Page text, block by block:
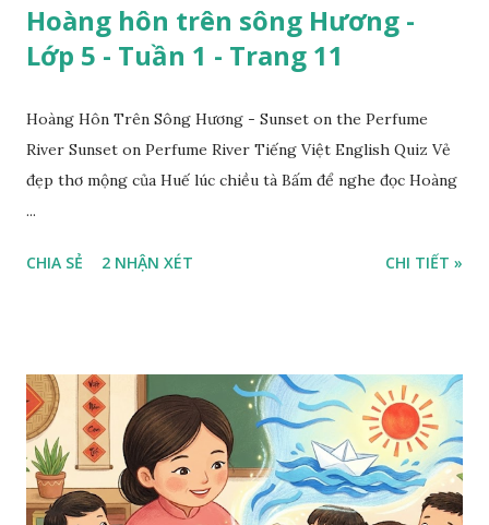
Hoàng hôn trên sông Hương -
Lớp 5 - Tuần 1 - Trang 11
Hoàng Hôn Trên Sông Hương - Sunset on the Perfume
River Sunset on Perfume River Tiếng Việt English Quiz Vẻ
đẹp thơ mộng của Huế lúc chiều tà Bấm để nghe đọc Hoàng
...
CHIA SẺ 2 NHẬN XÉT CHI TIẾT »